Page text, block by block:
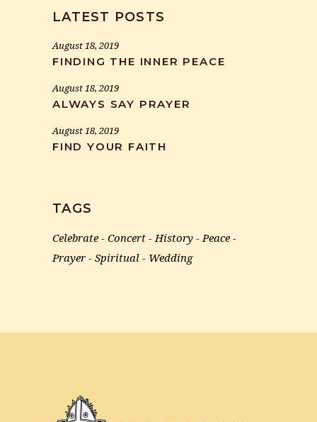
LATEST POSTS
August 18, 2019
FINDING THE INNER PEACE
August 18, 2019
ALWAYS SAY PRAYER
August 18, 2019
FIND YOUR FAITH
TAGS
Celebrate Concert History
Peace
Prayer
Spiritual Wedding